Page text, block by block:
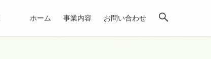
ホーム 事業内容 お問い合わせ